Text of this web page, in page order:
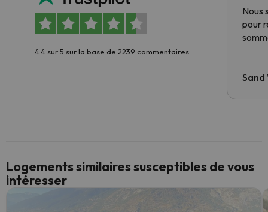
4.4 sur 5 sur la base de 2239 commentaires
Nous
pour
Sand
Logements similaires susceptibles de vous
intéresser